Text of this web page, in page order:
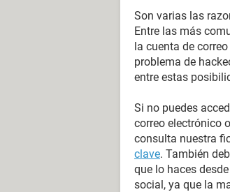
Son varias las
Entre las más
la cuenta de
problema de
entre estas
Si no puedes
correo electrónico
consulta nuestra
clave. También
que lo haces
social, ya que la